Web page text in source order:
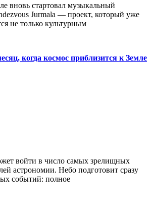
вновь стартовал музыкальный
Jurmala — проект, который уже
не только культурным
когда космос приблизится к Земле
войти в число самых зрелищных
астрономии. Небо подготовит сразу
событий: полное